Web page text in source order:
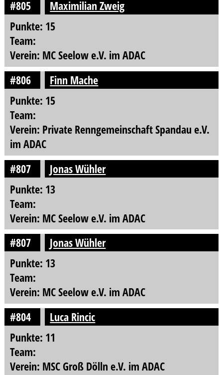
#805
Maximilian Zweig
Punkte: 15
Team:
Verein: MC Seelow e.V. im ADAC
#806
Finn Mache
Punkte: 15
Team:
Verein: Private Renngemeinschaft Spandau e.V.
im ADAC
#807
Jonas Wühler
Punkte: 13
Team:
Verein: MC Seelow e.V. im ADAC
#807
Jonas Wühler
Punkte: 13
Team:
Verein: MC Seelow e.V. im ADAC
#804
Luca Rincic
Punkte: 11
Team:
Verein: MSC Groß Dölln e.V. im ADAC